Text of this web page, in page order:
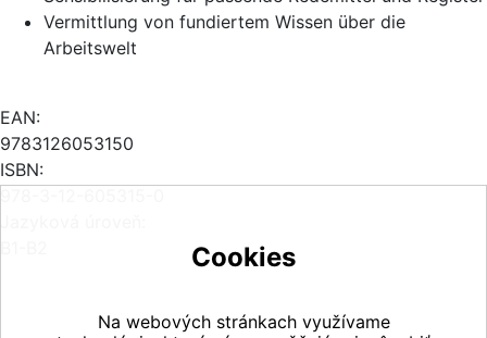
Vermittlung von fundiertem Wissen über die
Arbeitswelt
EAN:
9783126053150
ISBN:
Cookies
Na webových stránkach využívame